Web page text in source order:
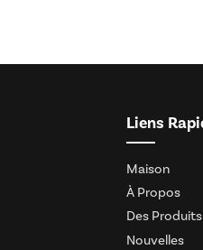
Liens
Maison
À Propos
Des Produits
Nouvelles